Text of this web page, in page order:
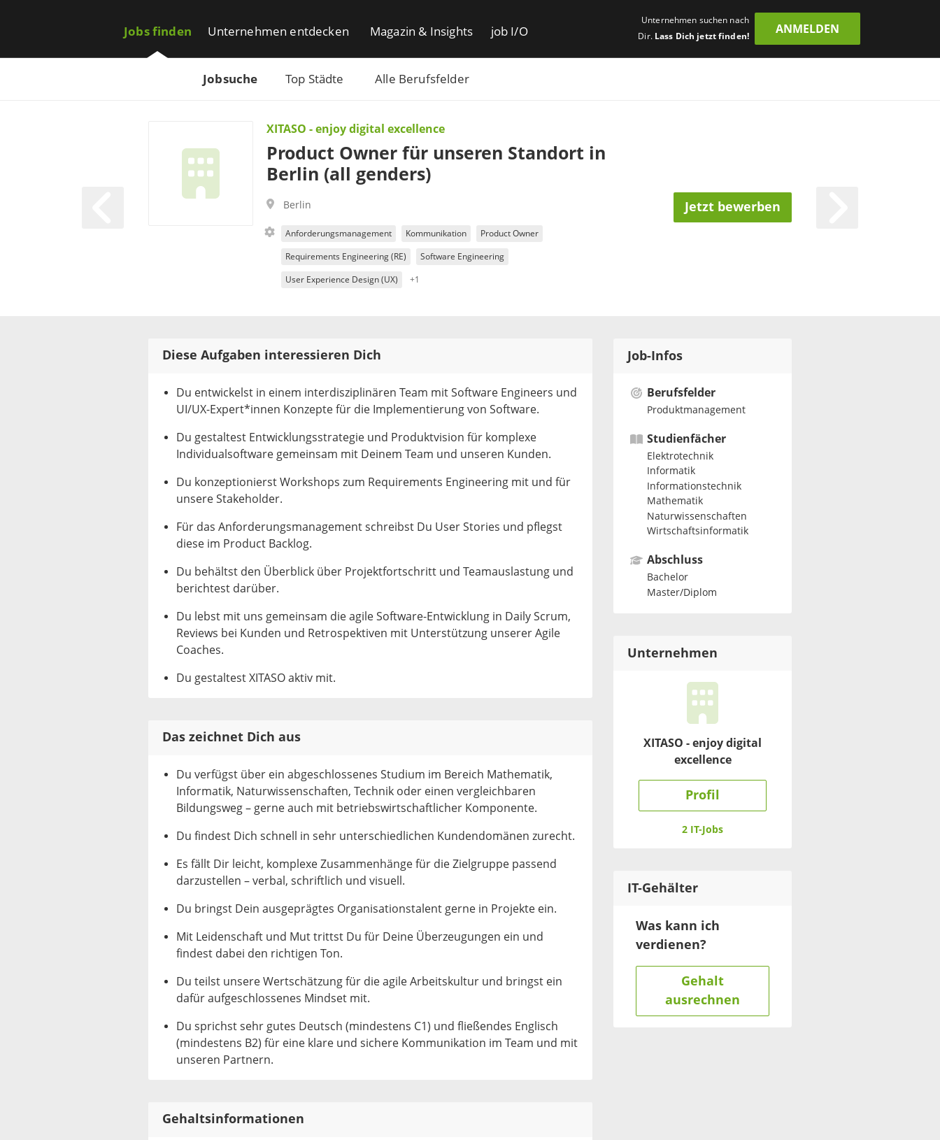
Jobs finden
Jobsuche Top Städte Alle Berufsfelder
Unternehmen entdecken Magazin & Insights job I/O
Unternehmen suchen nach
Dir. Lass Dich jetzt finden!
ANMELDEN
XITASO - enjoy digital excellence
Product Owner für unseren Standort in
Berlin (all genders)
Berlin
Anforderungsmanagement Kommunikation Product Owner
Requirements Engineering (RE) Software Engineering
User Experience Design (UX) +1
Jetzt bewerben
Diese Aufgaben interessieren Dich
Du entwickelst in einem interdisziplinären Team mit Software Engineers und
UI/UX-Expert*innen Konzepte für die Implementierung von Software.
Du gestaltest Entwicklungsstrategie und Produktvision für komplexe
Individualsoftware gemeinsam mit Deinem Team und unseren Kunden.
Du konzeptionierst Workshops zum Requirements Engineering mit und für
unsere Stakeholder.
Für das Anforderungsmanagement schreibst Du User Stories und pflegst
diese im Product Backlog.
Du behältst den Überblick über Projektfortschritt und Teamauslastung und
berichtest darüber.
Du lebst mit uns gemeinsam die agile Software-Entwicklung in Daily Scrum,
Reviews bei Kunden und Retrospektiven mit Unterstützung unserer Agile
Coaches.
Du gestaltest XITASO aktiv mit.
Das zeichnet Dich aus
Du verfügst über ein abgeschlossenes Studium im Bereich Mathematik,
Informatik, Naturwissenschaften, Technik oder einen vergleichbaren
Bildungsweg – gerne auch mit betriebswirtschaftlicher Komponente.
Du findest Dich schnell in sehr unterschiedlichen Kundendomänen zurecht.
Es fällt Dir leicht, komplexe Zusammenhänge für die Zielgruppe passend
darzustellen – verbal, schriftlich und visuell.
Du bringst Dein ausgeprägtes Organisationstalent gerne in Projekte ein.
Mit Leidenschaft und Mut trittst Du für Deine Überzeugungen ein und
findest dabei den richtigen Ton.
Du teilst unsere Wertschätzung für die agile Arbeitskultur und bringst ein
dafür aufgeschlossenes Mindset mit.
Du sprichst sehr gutes Deutsch (mindestens C1) und fließendes Englisch
(mindestens B2) für eine klare und sichere Kommunikation im Team und mit
unseren Partnern.
Gehaltsinformationen
Job-Infos
Berufsfelder
Produktmanagement
Studienfächer
Elektrotechnik
Informatik
Informationstechnik
Mathematik
Naturwissenschaften
Wirtschaftsinformatik
Abschluss
Bachelor
Master/Diplom
Unternehmen
XITASO - enjoy digital
excellence
Profil
2 IT-Jobs
IT-Gehälter
Was kann ich
verdienen?
Gehalt
ausrechnen